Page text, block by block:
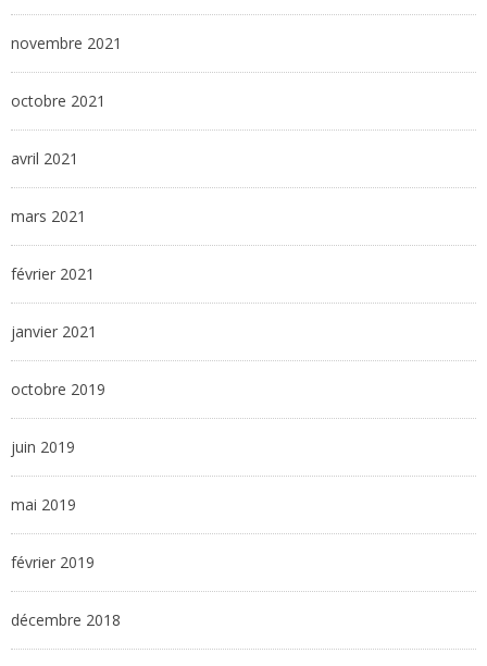
novembre 2021
octobre 2021
avril 2021
mars 2021
février 2021
janvier 2021
octobre 2019
juin 2019
mai 2019
février 2019
décembre 2018